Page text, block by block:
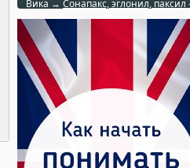
Вика → Сонапакс, эглонил, паксил
чего?
Катерина →
Боль в колене при
Алла →Болят коленные суставы
Паша Щ. →
Боль в коленной
Ульяна Ф. →Болят и хрустят
Артемов Иван →
Болит и опухло
Чернов Игорь →Болят суставы при
спортом